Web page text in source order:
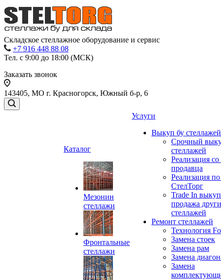
Складское стеллажное оборудование и сервис
+7 916 448 88 08
Тел. с 9:00 до 18:00 (МСК)
Заказать звонок
143405, МО г. Красногорск, Южный б-р, 6
Каталог
Мезонин
стеллажи
Фронтальные
стеллажи
Услуги
Выкуп бу стеллажей
Срочный
стеллажей
Реализация со
продавца
Реализация
СтелТорг
Trade In
продажа
стеллажей
Ремонт стеллажей
Технология
Замена стоек
Замена рам
Замена
Замена